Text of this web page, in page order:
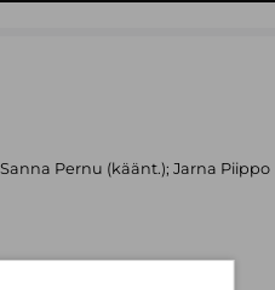
Pernu (käänt.); Jarna Piippo